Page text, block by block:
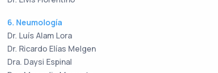
6. Neumología
Dr. Luís Alam Lora
Dr. Ricardo Elías Melgen
Dra. Daysi Espinal